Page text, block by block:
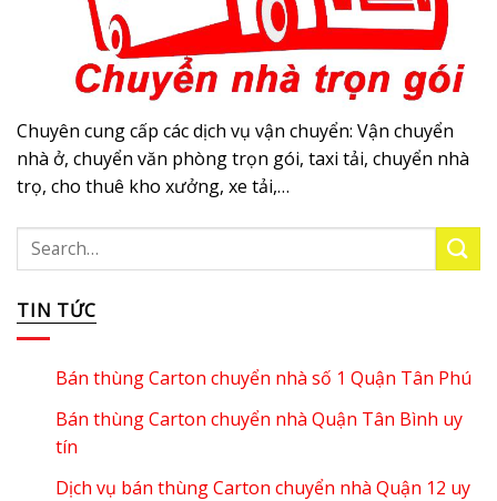
Chuyên cung cấp các dịch vụ vận chuyển: Vận chuyển
nhà ở, chuyển văn phòng trọn gói, taxi tải, chuyển nhà
trọ, cho thuê kho xưởng, xe tải,…
TIN TỨC
Bán thùng Carton chuyển nhà số 1 Quận Tân Phú
Bán thùng Carton chuyển nhà Quận Tân Bình uy
tín
Dịch vụ bán thùng Carton chuyển nhà Quận 12 uy